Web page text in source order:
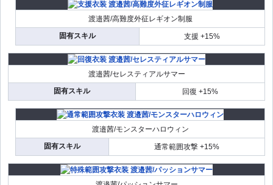
渡邉茜/高難度外征レギオン制服
固有スキル
支援 +15%
渡邉茜/セレスティアルサマー
固有スキル
回復 +15%
渡邉茜/モンスターハロウィン
固有スキル
通常範囲攻撃 +15%